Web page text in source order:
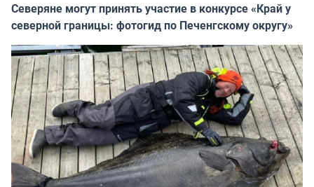
Северяне могут принять участие в конкурсе «Край у
северной границы: фотогид по Печенгскому округу»